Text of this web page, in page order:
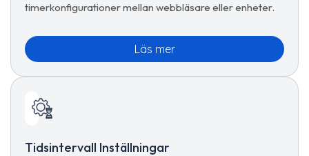
timerkonfigurationer mellan webbläsare eller enheter.
Läs mer
Tidsintervall Inställningar